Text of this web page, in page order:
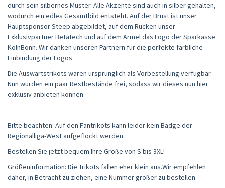
durch sein silbernes Muster. Alle Akzente sind auch in silber gehalten,
wodurch ein edles Gesamtbild entsteht. Auf der Brust ist unser
Hauptsponsor Steep abgebildet, auf dem Rücken unser
Exklusivpartner Betatech und auf dem Ärmel das Logo der Sparkasse
KölnBonn. Wir danken unseren Partnern für die perfekte farbliche
Einbindung der Logos.
Die Auswärtstrikots waren ursprünglich als Vorbestellung verfügbar.
Nun wurden ein paar Restbestände frei, sodass wir dieses nun hier
exklusiv anbieten können.
Bitte beachten: Auf den Fantrikots kann leider kein Badge der
Regionalliga-West aufgeflockt werden.
Bestellen Sie jetzt bequem Ihre Größe von S bis 3XL!
Größeninformation: Die Trikots fallen eher klein aus.Wir empfehlen
daher, in Betracht zu ziehen, eine Nummer größer zu bestellen.